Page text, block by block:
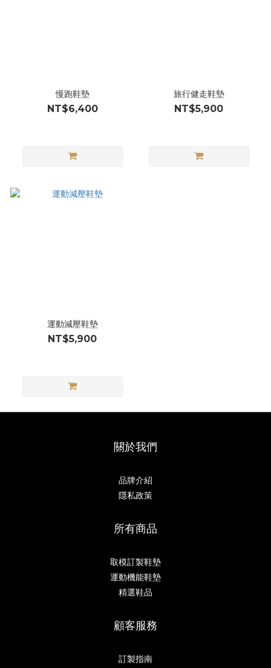
慢跑鞋墊
NT$6,400
旅行健走鞋墊
NT$5,900
運動減壓鞋墊
NT$5,900
關於我們
品牌介紹
隱私政策
所有商品
取模訂製鞋墊
運動機能鞋墊
精選鞋品
顧客服務
訂製指南